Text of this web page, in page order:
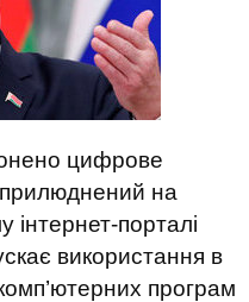
цифрове
на
порталі
використання в
програм